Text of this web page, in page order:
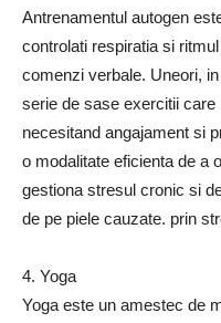
Antrenamentul autogen
controlati respiratia si
comenzi verbale. Uneori,
serie de sase exercitii
necesitand angajament si
o modalitate eficienta de a
gestiona stresul cronic si
de pe piele cauzate. prin
4. Yoga
Yoga este un amestec de